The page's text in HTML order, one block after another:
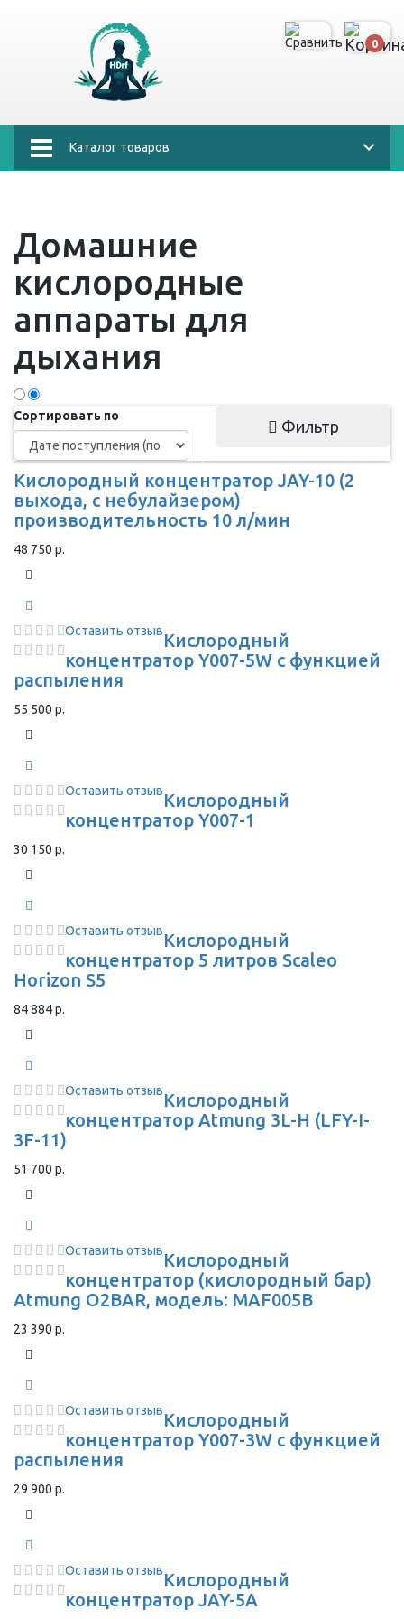
0
Каталог товаров
Домашние
кислородные
аппараты для
дыхания
Сортировать по
Фильтр
Кислородный концентратор JAY-10 (2
выхода, с небулайзером)
производительность 10 л/мин
48 750 р.
Оставить отзывКислородный
концентратор Y007-5W с функцией
распыления
55 500 р.
Оставить отзывКислородный
концентратор Y007-1
30 150 р.
Оставить отзывКислородный
концентратор 5 литров Scaleo
Horizon S5
84 884 р.
Оставить отзывКислородный
концентратор Atmung 3L-H (LFY-I-
3F-11)
51 700 р.
Оставить отзывКислородный
концентратор (кислородный бар)
Atmung O2BAR, модель: MAF005B
23 390 р.
Оставить отзывКислородный
концентратор Y007-3W с функцией
распыления
29 900 р.
Оставить отзывКислородный
концентратор JAY-5A